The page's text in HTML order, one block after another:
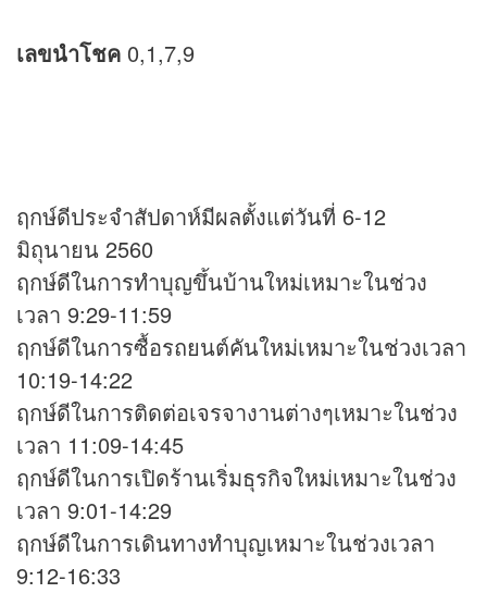
เลขนำโชค 0,1,7,9
ฤกษ์ดีประจำสัปดาห์มีผลตั้งแต่วันที่ 6-12
มิถุนายน 2560
ฤกษ์ดีในการทำบุญขึ้นบ้านใหม่เหมาะในช่วง
เวลา 9:29-11:59
ฤกษ์ดีในการซื้อรถยนต์คันใหม่เหมาะในช่วงเวลา
10:19-14:22
ฤกษ์ดีในการติดต่อเจรจางานต่างๆเหมาะในช่วง
เวลา 11:09-14:45
ฤกษ์ดีในการเปิดร้านเริ่มธุรกิจใหม่เหมาะในช่วง
เวลา 9:01-14:29
ฤกษ์ดีในการเดินทางทำบุญเหมาะในช่วงเวลา
9:12-16:33